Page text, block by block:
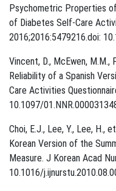
Psychometric Properties
of Diabetes Self-Care
2016;2016:5479216.​doi:
Vincent, D., McEwen,
Reliability of a Spanish
Care Activities
10.1097/
Choi, E.J., Lee, Y., Lee,
Korean Version of the
Measure. J Korean Acad
10.1016/